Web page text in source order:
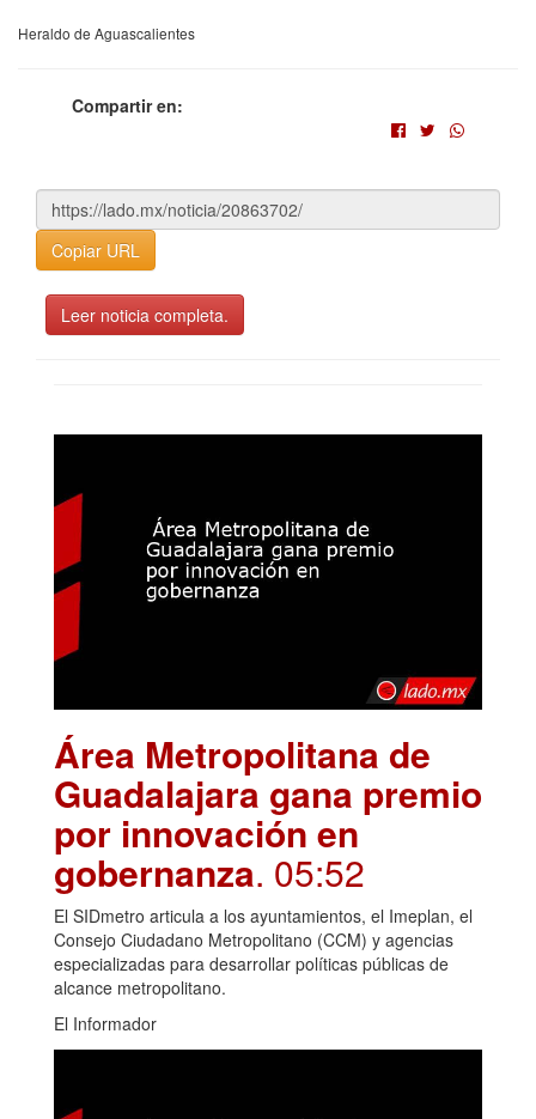
Heraldo de Aguascalientes
Compartir en:
Copiar URL
Leer noticia completa.
Área Metropolitana de
Guadalajara gana premio
por innovación en
gobernanza. 05:52
El SIDmetro articula a los ayuntamientos, el Imeplan, el
Consejo Ciudadano Metropolitano (CCM) y agencias
especializadas para desarrollar políticas públicas de
alcance metropolitano.
El Informador